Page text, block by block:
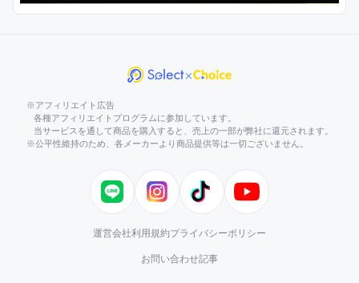
※アフィリエイト広告
各種アフィリエイトプログラムに参加しています。
当サービスを通して商品を購入すると、売上の一部が弊社に還元されます。
※公平性維持のため、各メーカーより商品提供等は一切ございません。
LINE InstagramTikTok YouTube
運営会社利用規約プライバシーポリシー
お問い合わせ記事